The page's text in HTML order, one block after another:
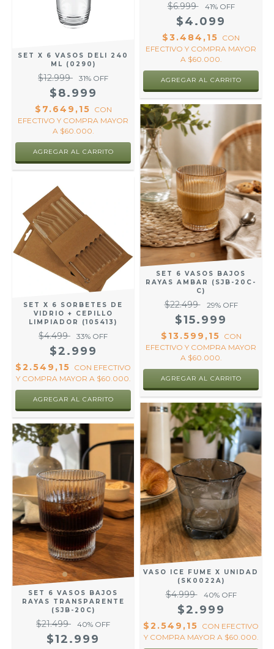
SET X 6 VASOS DELI 240
ML (0290)
$12.999 31% OFF
$8.999
$7.649,15 CON
EFECTIVO Y COMPRA MAYOR
A $60.000.
$6.999 41% OFF
$4.099
$3.484,15 CON
EFECTIVO Y COMPRA MAYOR
A $60.000.
SET X 6 SORBETES DE
VIDRIO + CEPILLO
LIMPIADOR (105413)
$4.499 33% OFF
$2.999
$2.549,15 CON EFECTIVO
Y COMPRA MAYOR A $60.000.
SET 6 VASOS BAJOS
RAYAS AMBAR (SJB-20C-
C)
$22.499 29% OFF
$15.999
$13.599,15 CON
EFECTIVO Y COMPRA MAYOR
A $60.000.
SET 6 VASOS BAJOS
RAYAS TRANSPARENTE
(SJB-20C)
$21.499 40% OFF
$12.999
VASO ICE FUME X UNIDAD
(SK0022A)
$4.999 40% OFF
$2.999
$2.549,15 CON EFECTIVO
Y COMPRA MAYOR A $60.000.